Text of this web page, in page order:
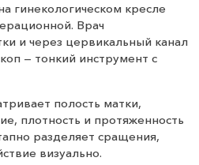
гинекологическом кресле
Врач
и через цервикальный канал
— тонкий инструмент с
полость матки,
плотность и протяженность
разделяет сращения,
визуально.